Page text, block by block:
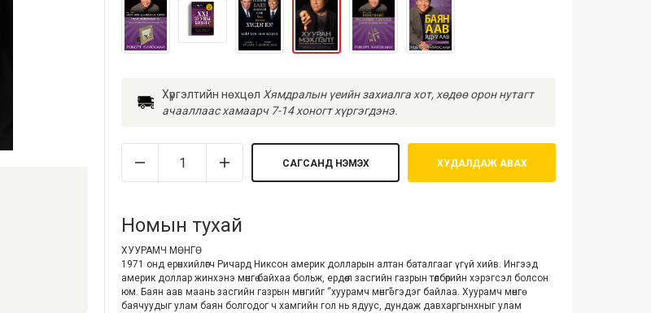
Хүргэлтийн нөхцөл Хямдралын үеийн захиалга хот, хөдөө орон нутагт
ачааллаас хамаарч 7-14 хоногт хүргэгдэнэ.
САГСАНД НЭМЭХ ХУДАЛДАЖ АВАХ
Номын тухай
ХУУРАМЧ МӨНГӨ
1971 онд ерөнхийлөгч Ричард Никсон америк долларын алтан баталгааг үгүй хийв. Ингээд
америк доллар жинхэнэ мөнгө байхаа больж, ердөө л засгийн газрын төлбөрийн хэрэгсэл болсон
юм. Баян аав маань засгийн газрын мөнгийг “хуурамч мөнгө” гэдэг байлаа. Хуурамч мөнгө
баячуудыг улам баян болгодог ч хамгийн гол нь ядуус, дундаж давхаргынхныг улам